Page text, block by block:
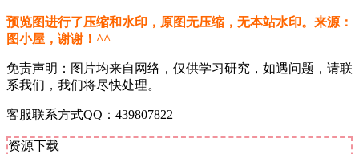
预览图进行了压缩和水印，原图无压缩，无本站水印。来源：
图小屋，谢谢！^^
免责声明：图片均来自网络，仅供学习研究，如遇问题，请联
系我们，我们将尽快处理。
客服联系方式QQ：439807822
资源下载